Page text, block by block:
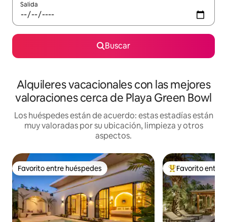
Salida
Buscar
Alquileres vacacionales con las mejores
valoraciones cerca de Playa Green Bowl
Los huéspedes están de acuerdo: estas estadías están
muy valoradas por su ubicación, limpieza y otros
aspectos.
Favorito entre huéspedes
Favorito entre huéspedes Favorito entre
Favorito entre